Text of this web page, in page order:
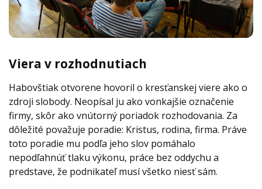
Viera v rozhodnutiach
Habovštiak otvorene hovoril o kresťanskej viere ako o
zdroji slobody. Neopísal ju ako vonkajšie označenie
firmy, skôr ako vnútorný poriadok rozhodovania. Za
dôležité považuje poradie: Kristus, rodina, firma. Práve
toto poradie mu podľa jeho slov pomáhalo
nepodľahnúť tlaku výkonu, práce bez oddychu a
predstave, že podnikateľ musí všetko niesť sám.